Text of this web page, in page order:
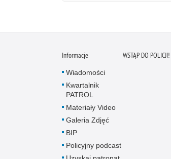
Informacje
Wiadomości
Kwartalnik
PATROL
Materiały Video
Galeria Zdjęć
BIP
Policyjny podcast
WSTĄP DO POLICJI!